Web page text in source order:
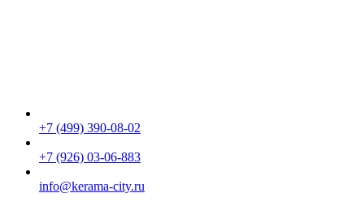
+7 (499) 390-08-02
+7 (926) 03-06-883
info@kerama-city.ru